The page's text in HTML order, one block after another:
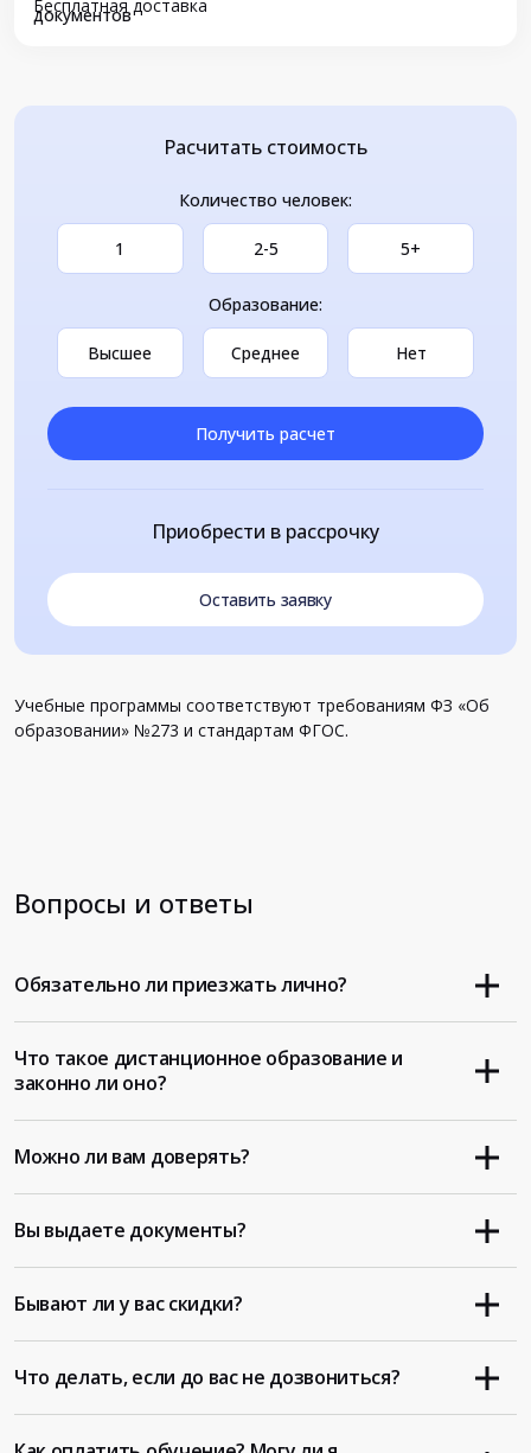
Бесплатная доставка
документов
Расчитать стоимость
Количество человек:
1 2-5 5+
Образование:
Высшее Среднее Нет
Получить расчет
Приобрести в рассрочку
Оставить заявку
Учебные программы соответствуют требованиям ФЗ «Об
образовании» №273 и стандартам ФГОС.
Вопросы и ответы
Обязательно ли приезжать лично?
Что такое дистанционное образование и
законно ли оно?
Можно ли вам доверять?
Вы выдаете документы?
Бывают ли у вас скидки?
Что делать, если до вас не дозвониться?